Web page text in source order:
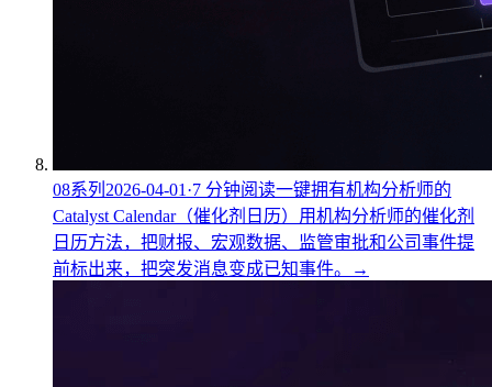
08系列 2026-04-01 ·7 分钟阅读一键拥有机构分析师的
Catalyst Calendar（催化剂日历） 用机构分析师的催化剂
日历方法，把财报、宏观数据、监管审批和公司事件提
前标出来，把突发消息变成已知事件。
→